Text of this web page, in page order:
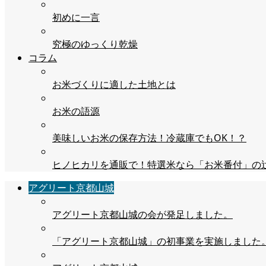
初めに一言
究極のゆっくり乾燥
コラム
お米づくりに適した土地とは
お米の語源
美味しいお米の保存方法！冷蔵庫でもOK！？
ヒノヒカリを通販で！特選米なら「お米番付」の
アグリート京都山城
アグリート京都山城の会が発足しました。
「アグリート京都山城」の初事業を実施しました。